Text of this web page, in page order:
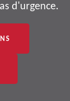
d'urgence.